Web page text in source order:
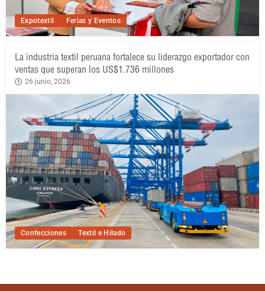
Expotextil Ferias y Eventos
Confecciones Textil e Hilado
La industria textil peruana fortalece su liderazgo exportador con
ventas que superan los US$1.736 millones
26 junio, 2026